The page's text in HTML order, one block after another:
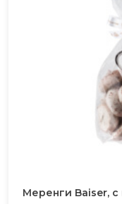
Меренги Baiser,